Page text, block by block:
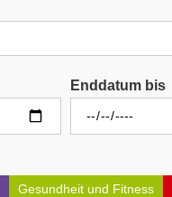
Enddatum bis
Gesundheit und Fitness